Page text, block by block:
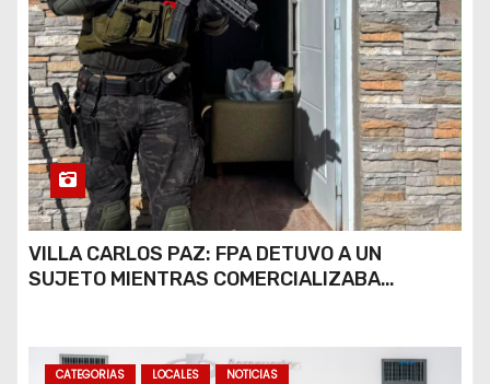
VILLA CARLOS PAZ: FPA DETUVO A UN
SUJETO MIENTRAS COMERCIALIZABA
CATEGORIAS LOCALES NOTICIAS